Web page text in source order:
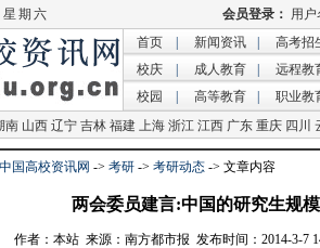
星 期 六
首页
新闻资讯
高考招
校庆
成人教育
远程教
校园
高等教育
职业教
南 山西 辽宁 吉林 福建 上海 浙江 江西 广东 重庆 四川
中国高校资讯网 -> 考研 -> 考研动态 -> 文章内容
两会委员建言:中国的研究生规
作者：本站 来源：南方都市报 发布时间：2014-3-7